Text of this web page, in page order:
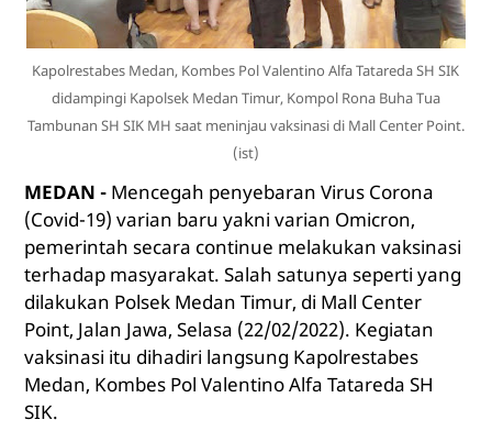
Kapolrestabes Medan, Kombes Pol Valentino Alfa Tatareda SH SIK
didampingi Kapolsek Medan Timur, Kompol Rona Buha Tua
Tambunan SH SIK MH saat meninjau vaksinasi di Mall Center Point.
(ist)
MEDAN - Mencegah penyebaran Virus Corona
(Covid-19) varian baru yakni varian Omicron,
pemerintah secara continue melakukan vaksinasi
terhadap masyarakat. Salah satunya seperti yang
dilakukan Polsek Medan Timur, di Mall Center
Point, Jalan Jawa, Selasa (22/02/2022). Kegiatan
vaksinasi itu dihadiri langsung Kapolrestabes
Medan, Kombes Pol Valentino Alfa Tatareda SH
SIK.